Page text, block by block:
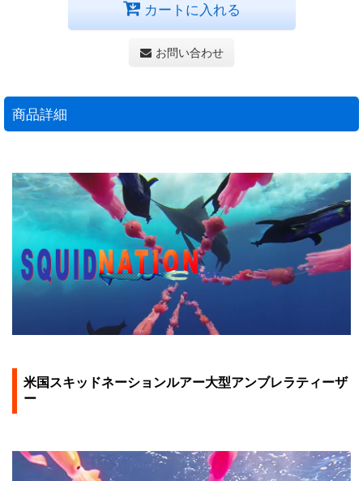
カートに入れる
お問い合わせ
商品詳細
米国スキッドネーションルアー大型アンブレラティーザ
ー